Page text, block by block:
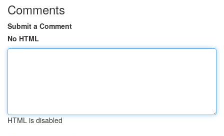
Comments
Submit a Comment
No HTML
HTML is disabled